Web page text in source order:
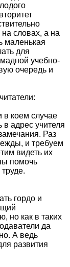
словах, а на
маленькая
для
учебно-
очередь и
в коем случае
адрес учителя
Раз
и требуем
видеть их
помочь
гордо и
но как в таких
да
А ведь
развития